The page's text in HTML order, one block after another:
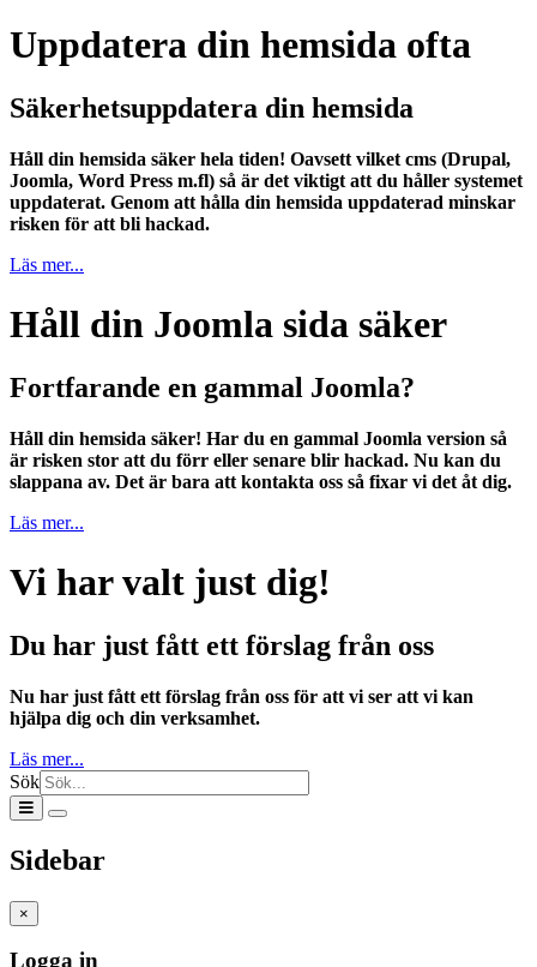
Uppdatera din hemsida ofta
Säkerhetsuppdatera din hemsida
Håll din hemsida säker hela tiden! Oavsett vilket cms (Drupal,
Joomla, Word Press m.fl) så är det viktigt att du håller systemet
uppdaterat. Genom att hålla din hemsida uppdaterad minskar
risken för att bli hackad.
Läs mer...
Håll din Joomla sida säker
Fortfarande en gammal Joomla?
Håll din hemsida säker! Har du en gammal Joomla version så
är risken stor att du förr eller senare blir hackad. Nu kan du
slappana av. Det är bara att kontakta oss så fixar vi det åt dig.
Läs mer...
Vi har valt just dig!
Du har just fått ett förslag från oss
Nu har just fått ett förslag från oss för att vi ser att vi kan
hjälpa dig och din verksamhet.
Läs mer...
Sök
Sidebar
×
Logga in